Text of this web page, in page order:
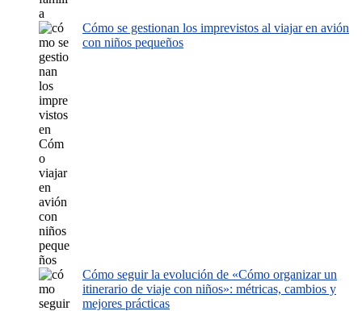
Cómo se gestionan los imprevistos al viajar en avión
con niños pequeños
Cómo seguir la evolución de «Cómo organizar un
itinerario de viaje con niños»: métricas, cambios y
mejores prácticas